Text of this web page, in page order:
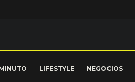
LIFESTYLE NEGOCIOS